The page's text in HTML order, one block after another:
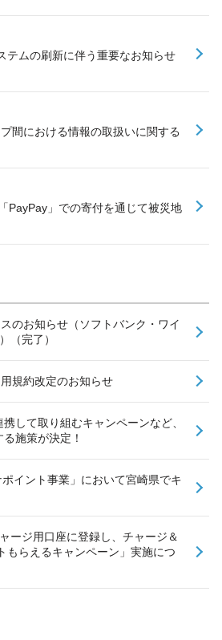
テムの刷新に伴う重要なお知らせ
間における情報の取扱いに関する
」での寄付を通じて被災地
のお知らせ（ソフトバンク・ワイ
（完了）
規約改定のお知らせ
して取り組むキャンペーンなど、
施策が決定！
イント事業」において宮崎県でキ
ージ用口座に登録し、チャージ＆
もらえるキャンペーン」実施につ